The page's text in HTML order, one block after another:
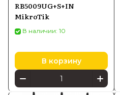
RB5009UG+S+IN
MikroTik
В наличии: 10
В корзину